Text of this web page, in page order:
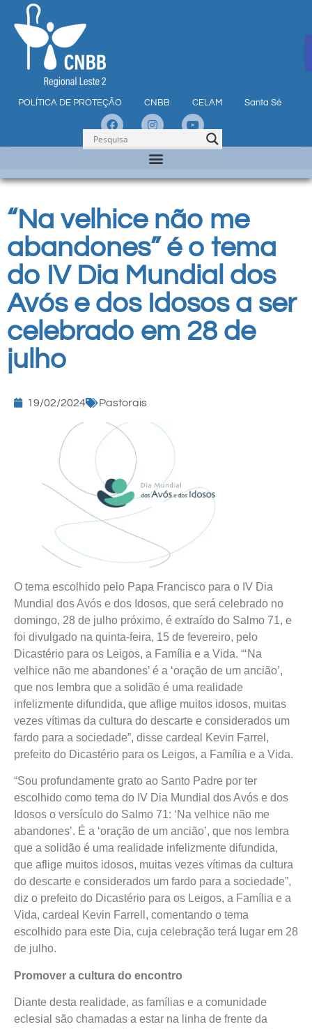
POLÍTICA DE PROTEÇÃO CNBB CELAM Santa Sé
“Na velhice não me
abandones” é o tema
do IV Dia Mundial dos
Avós e dos Idosos a ser
celebrado em 28 de
julho
19/02/2024 Pastorais
O tema escolhido pelo Papa Francisco para o IV Dia
Mundial dos Avós e dos Idosos, que será celebrado no
domingo, 28 de julho próximo, é extraído do Salmo 71, e
foi divulgado na quinta-feira, 15 de fevereiro, pelo
Dicastério para os Leigos, a Família e a Vida. “‘Na
velhice não me abandones’ é a ‘oração de um ancião’,
que nos lembra que a solidão é uma realidade
infelizmente difundida, que aflige muitos idosos, muitas
vezes vítimas da cultura do descarte e considerados um
fardo para a sociedade”, disse cardeal Kevin Farrel,
prefeito do Dicastério para os Leigos, a Família e a Vida.
“Sou profundamente grato ao Santo Padre por ter
escolhido como tema do IV Dia Mundial dos Avós e dos
Idosos o versículo do Salmo 71: ‘Na velhice não me
abandones’. É a ‘oração de um ancião’, que nos lembra
que a solidão é uma realidade infelizmente difundida,
que aflige muitos idosos, muitas vezes vítimas da cultura
do descarte e considerados um fardo para a sociedade”,
diz o prefeito do Dicastério para os Leigos, a Família e a
Vida, cardeal Kevin Farrell, comentando o tema
escolhido para este Dia, cuja celebração terá lugar em 28
de julho.
Promover a cultura do encontro
Diante desta realidade, as famílias e a comunidade
eclesial são chamadas a estar na linha de frente da